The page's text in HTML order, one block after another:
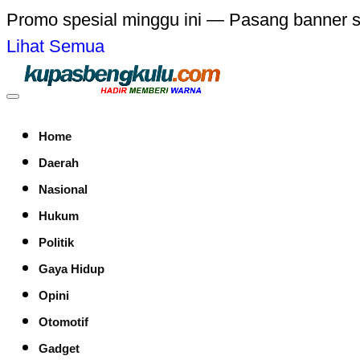
Promo spesial minggu ini — Pasang banner
Lihat Semua
Home
Daerah
Nasional
Hukum
Politik
Gaya Hidup
Opini
Otomotif
Gadget